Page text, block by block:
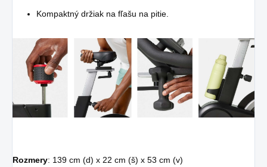
Kompaktný držiak na fľašu na pitie.
Rozmery: 139 cm (d) x 22 cm (š) x 53 cm (v)